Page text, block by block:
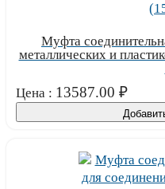
Муфта
металлических и
Цена : 13587.00 ₽